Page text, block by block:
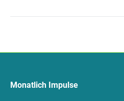
Monatlich Impulse